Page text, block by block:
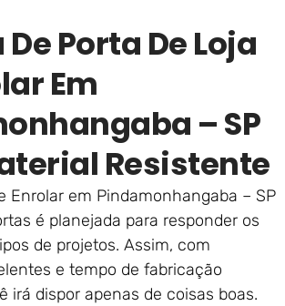
Porta De Loja
Em
– SP
Resistente
Enrolar em Pindamonhangaba – SP
é planejada para responder os
de projetos. Assim, com
e tempo de fabricação
irá dispor apenas de coisas boas.